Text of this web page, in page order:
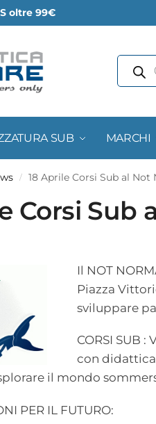
oltre 99€
SUB MARCHI
/ 18 Aprile Corsi Sub al Not
Corsi Sub
Il NOT
Piazza
sviluppare
CORSI SUB
con didattica
il mondo
PER IL FUTURO: